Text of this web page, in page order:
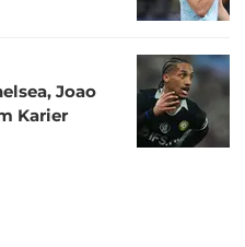
Joao
Karier